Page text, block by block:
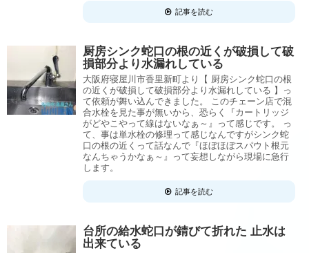
記事を読む
厨房シンク蛇口の根の近くが破損して破
損部分より水漏れしている
大阪府寝屋川市香里新町より【 厨房シンク蛇口の根
の近くが破損して破損部分より水漏れしている 】っ
て依頼が舞い込んできました。 このチェーン店で混
合水栓を見た事が無いから、恐らく『カートリッジ
がどやこやって線はないなぁ～』って感じです。 っ
て、事は単水栓の修理って感じなんですがシンク蛇
口の根の近くって話なんで『ほぼほぼスパウト根元
なんちゃうかなぁ～』って妄想しながら現場に急行
します。
記事を読む
台所の給水蛇口が錆びて折れた 止水は
出来ている